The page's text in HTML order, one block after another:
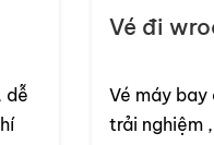
hạng vé Thương Gia.
dễ
Vé đi
Vé máy
trải nghiệm